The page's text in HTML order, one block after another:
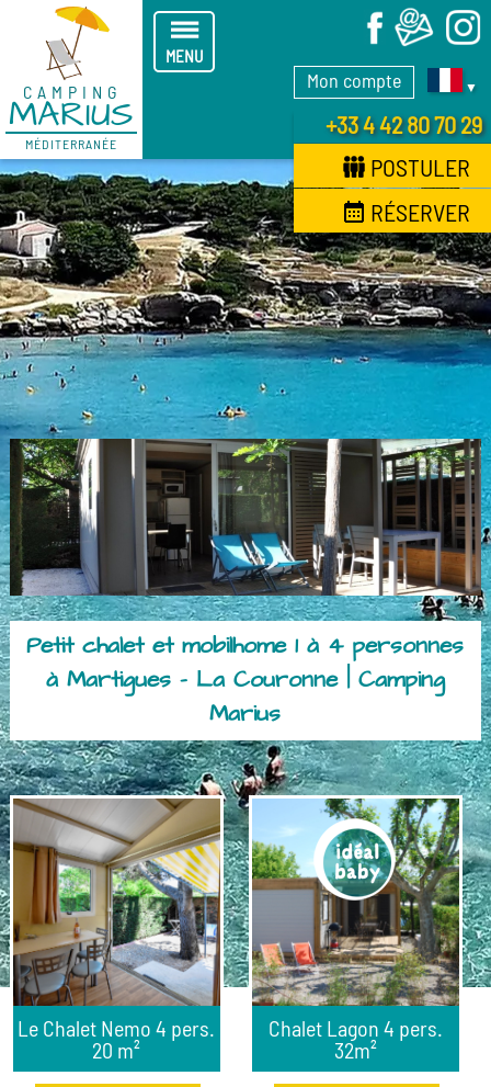
CAMPING
MARIUS
MÉDITERRANÉE
Mon compte ▼
+33 4 42 80 70 29
POSTULER
RÉSERVER
MENU
X
Petit chalet et mobilhome 1 à 4 personnes
à Martigues – La Couronne | Camping
Marius
Le Chalet Nemo 4 pers.
20 m²
Chalet Lagon 4 pers.
32m²